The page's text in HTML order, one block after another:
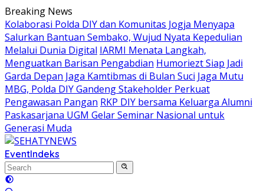
Skip
to
content
Breaking News
Kolaborasi Polda DIY dan Komunitas Jogja Menyapa
Salurkan Bantuan Sembako, Wujud Nyata Kepedulian
Melalui Dunia Digital IARMI Menata Langkah,
Menguatkan Barisan Pengabdian Humoriezt Siap Jadi
Garda Depan Jaga Kamtibmas di Bulan Suci Jaga Mutu
MBG, Polda DIY Gandeng Stakeholder Perkuat
Pengawasan Pangan RKP DIY bersama Keluarga Alumni
Paskasarjana UGM Gelar Seminar Nasional untuk
Generasi Muda
EventIndeks